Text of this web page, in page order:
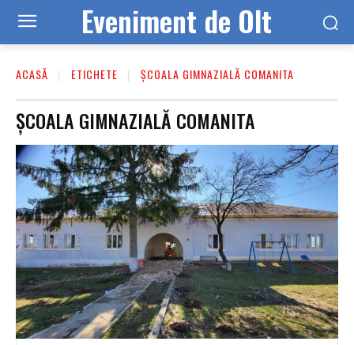
Eveniment de Olt
ACASĂ ETICHETE ȘCOALA GIMNAZIALĂ COMANITA
ȘCOALA GIMNAZIALĂ COMANITA